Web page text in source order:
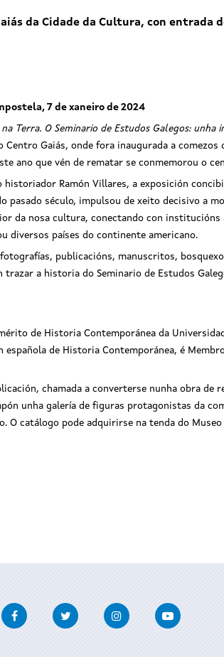
da Cidade da Cultura, con entrada
7 de xaneiro de 2024
na Terra. O Seminario de Estudos Galegos:
Centro Gaiás, onde fora inaugurada a
ano que vén de rematar se conmemorou o
historiador Ramón Villares, a exposición
pasado século, impulsou de xeito decisivo a
da nosa cultura, conectando con institucións
diversos países do continente americano.
publicacións, manuscritos,
trazar a historia do Seminario de Estudos
de Historia Contemporánea da
de Historia Contemporánea, é
chamada a converterse nunha obra de
unha galería de figuras protagonistas da
O catálogo pode adquirirse na tenda do
FacebookTwitter InstagramYoutube